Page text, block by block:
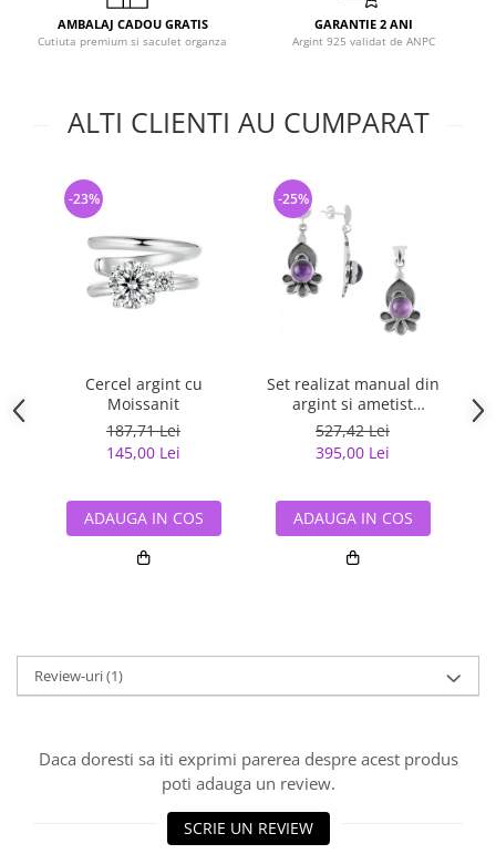
AMBALAJ CADOU GRATIS
Cutiuta premium si saculet organza
GARANTIE 2 ANI
Argint 925 validat de ANPC
ALTI CLIENTI AU CUMPARAT
Cercel argint cu
Moissanit
187,71 Lei
145,00 Lei
-23%
ADAUGA IN COS
Set realizat manual din
argint si ametist
(pandantiv si cercei)
527,42 Lei
395,00 Lei
-25%
ADAUGA IN COS
Review-uri(1)
Daca doresti sa iti exprimi parerea despre acest produs
poti adauga un review.
SCRIE UN REVIEW